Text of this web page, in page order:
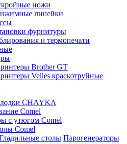
ножи
линейки
фурнитуры
и термопечати
Brother GT
Velles краскотруйные
CHAYKA
Comel
с утюгом Comel
Comel
столы Парогенераторы